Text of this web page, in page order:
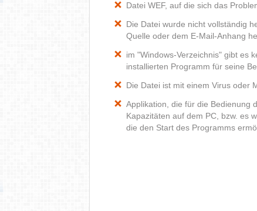
Datei WEF, auf die sich das
Die Datei wurde nicht vollständig
Quelle oder dem E-Mail-Anhang
im "Windows-Verzeichnis" gibt es
installierten Programm für seine
Die Datei ist mit einem Virus oder
Applikation, die für die Bedienung
Kapazitäten auf dem PC, bzw. es
die den Start des Programms